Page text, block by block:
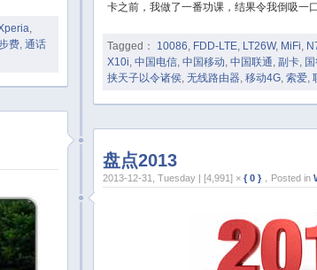
,
费, 通话
卡之前，我做了一番功课，结果令我倒吸一口
Tagged： 10086 FDD-LTE LT26W, MiFi
X10i 中国电信 中国移动 中国联通 副卡
挟天子以令诸侯 无线路由器 移动4G 索爱
盘点2013
2013-12-31, Tuesday | [4,991] × { 0 } ，Posted in